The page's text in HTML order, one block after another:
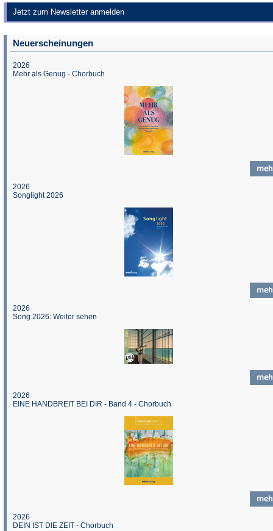
Jetzt zum Newsletter anmelden
Neuerscheinungen
2026
Mehr als Genug - Chorbuch
2026
Songlight 2026
2026
Song 2026: Weiter sehen
2026
EINE HANDBREIT BEI DIR - Band 4 - Chorbuch
2026
DEIN IST DIE ZEIT - Chorbuch